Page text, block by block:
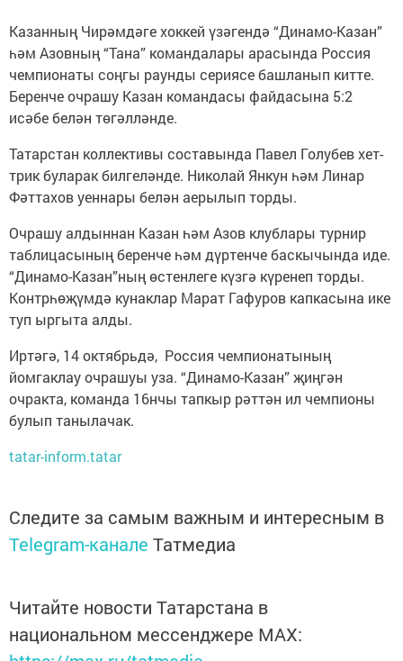
Казанның Чирәмдәге хоккей үзәгендә “Динамо-Казан”
һәм Азовның “Тана” командалары арасында Россия
чемпионаты соңгы раунды сериясе башланып китте.
Беренче очрашу Казан командасы файдасына 5:2
исәбе белән төгәлләнде.
Татарстан коллективы составында Павел Голубев хет-
трик буларак билгеләнде. Николай Янкун һәм Линар
Фәттахов уеннары белән аерылып торды.
Очрашу алдыннан Казан һәм Азов клублары турнир
таблицасының беренче һәм дүртенче баскычында иде.
“Динамо-Казан”ның өстенлеге күзгә күренеп торды.
Контрһөҗүмдә кунаклар Марат Гафуров капкасына ике
туп ыргыта алды.
Иртәгә, 14 октябрьдә, Россия чемпионатының
йомгаклау очрашуы уза. “Динамо-Казан” җиңгән
очракта, команда 16нчы тапкыр рәттән ил чемпионы
булып танылачак.
tatar-inform.tatar
Следите за самым важным и интересным в
Telegram-канале Татмедиа
Читайте новости Татарстана в
национальном мессенджере MАХ: